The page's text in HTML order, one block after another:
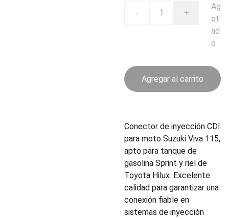
- +
Ag
ot
ad
o
Agregar al carrito
Conector de inyección CDI
para moto Suzuki Viva 115,
apto para tanque de
gasolina Sprint y riel de
Toyota Hilux. Excelente
calidad para garantizar una
conexión fiable en
sistemas de inyección